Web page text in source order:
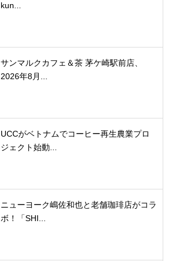
kun...
サンマルクカフェ＆茶 茅ケ崎駅前店、
2026年8月...
UCCがベトナムでコーヒー再生農業プロ
ジェクト始動...
ニューヨーク嶋佐和也と老舗珈琲店がコラ
ボ！「SHI...